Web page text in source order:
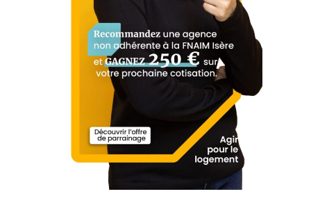
Suzanne Immobilier
04 76 48 96 04 20 Rue Condorcet
Square Habitat Voiron
04 76 67 09 60
5 Av. Léon et Joanny Tardy